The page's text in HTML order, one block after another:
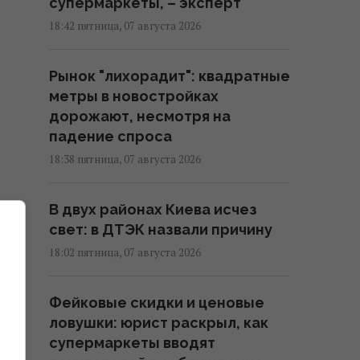
18:42 пятница, 07 августа 2026
Рынок "лихорадит": квадратные
метры в новостройках
дорожают, несмотря на
падение спроса
18:38 пятница, 07 августа 2026
В двух районах Киева исчез
свет: в ДТЭК назвали причину
18:02 пятница, 07 августа 2026
Фейковые скидки и ценовые
ловушки: юрист раскрыл, как
супермаркеты вводят